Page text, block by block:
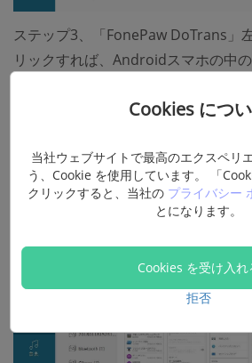
ステップ3、「FonePaw DoTrans」
リックすれば、Androidスマホの中
場合には、ソフト頂部の「＋」ボタ
に画像を移行することができます。
そのほか、この機能はファイルやフ
USBメモリーなどの写真をスマホに
します。
Cookies につ
当社ウェブサイトで最高のエクスペリ
う、Cookie を使用しています。 「
クリックすると、当社の プライバシー
とになります。
Cookies を受け入れ
拒否